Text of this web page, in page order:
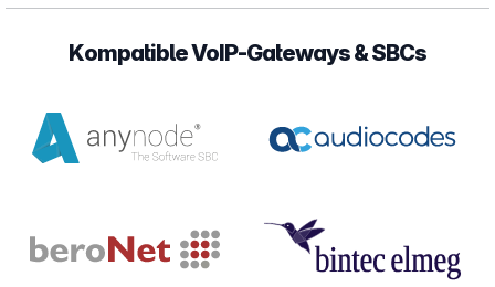
Kompatible VoIP-Gateways & SBCs